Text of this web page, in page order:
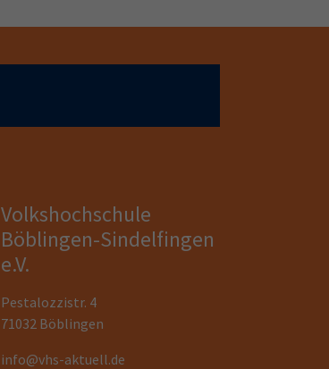
Volkshochschule
Böblingen-Sindelfingen
e.V.
Pestalozzistr. 4
71032 Böblingen
info@vhs-aktuell.de